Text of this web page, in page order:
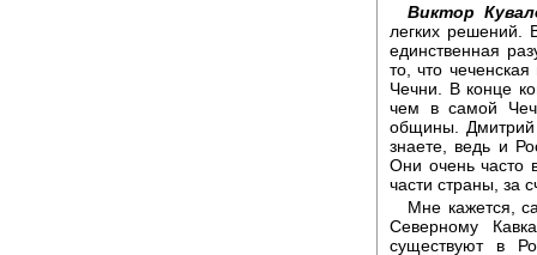
Виктор
легких решений.
единственная
то, что
Чечни. В конце
чем в самой
общины. Дмитрий
знаете, ведь и
Они очень часто
части страны, за
Мне кажется,
Северному
существуют в